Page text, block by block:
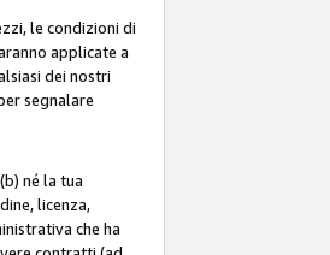
le condizioni di
applicate a
dei nostri
segnalare
né la tua
licenza,
che ha